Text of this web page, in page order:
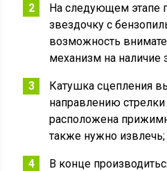
На следующем этапе
звездочку с
возможность
механизм на наличие
Катушка сцепления
направлению
расположена
также нужно извлечь;
В конце